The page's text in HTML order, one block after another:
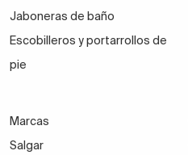
Jaboneras de baño
Escobilleros y portarrollos de
pie
Marcas
Salgar